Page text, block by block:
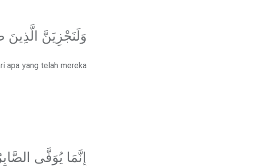
وَلَنَجْزِيَنَّ
apa yang telah mereka
إِنَّمَا يُوَفَّى